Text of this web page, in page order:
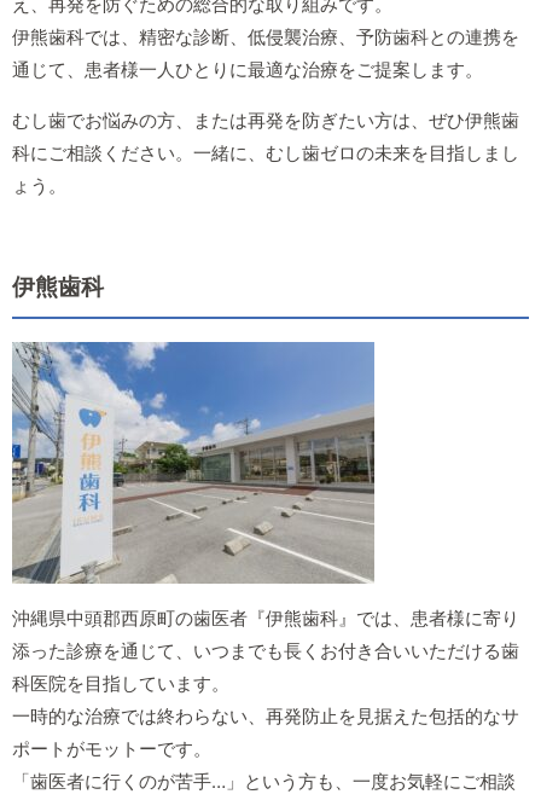
伊熊歯科では、精密な診断、低侵襲治療、予防歯科との連携を
通じて、患者様一人ひとりに最適な治療をご提案します。
むし歯でお悩みの方、または再発を防ぎたい方は、ぜひ伊熊歯
科にご相談ください。一緒に、むし歯ゼロの未来を目指しまし
ょう。
伊熊歯科
沖縄県中頭郡西原町の歯医者『伊熊歯科』では、患者様に寄り
添った診療を通じて、いつまでも長くお付き合いいただける歯
科医院を目指しています。
一時的な治療では終わらない、再発防止を見据えた包括的なサ
ポートがモットーです。
「歯医者に行くのが苦手…」という方も、一度お気軽にご相談